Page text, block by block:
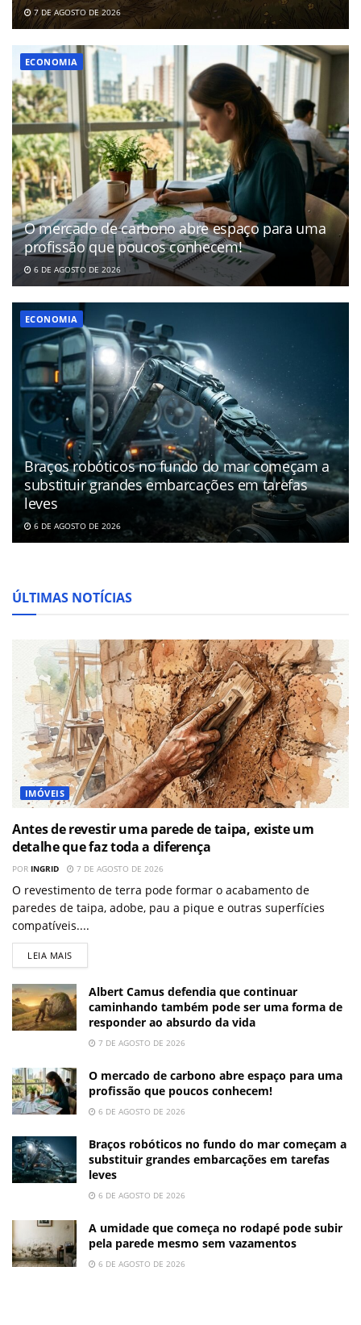
7 DE AGOSTO DE 2026
ECONOMIA
O mercado de carbono abre espaço para uma
profissão que poucos conhecem!
6 DE AGOSTO DE 2026
ECONOMIA
Braços robóticos no fundo do mar começam a
substituir grandes embarcações em tarefas
leves
6 DE AGOSTO DE 2026
ÚLTIMAS NOTÍCIAS
IMÓVEIS
Antes de revestir uma parede de taipa, existe um
detalhe que faz toda a diferença
POR INGRID 7 DE AGOSTO DE 2026
O revestimento de terra pode formar o acabamento de
paredes de taipa, adobe, pau a pique e outras superfícies
compatíveis....
LEIA MAIS
Albert Camus defendia que continuar
caminhando também pode ser uma forma de
responder ao absurdo da vida
7 DE AGOSTO DE 2026
O mercado de carbono abre espaço para uma
profissão que poucos conhecem!
6 DE AGOSTO DE 2026
Braços robóticos no fundo do mar começam a
substituir grandes embarcações em tarefas
leves
6 DE AGOSTO DE 2026
A umidade que começa no rodapé pode subir
pela parede mesmo sem vazamentos
6 DE AGOSTO DE 2026